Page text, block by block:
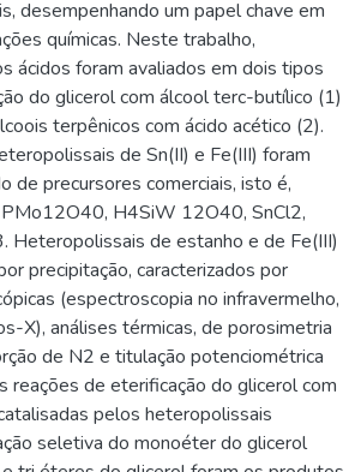
desempenhando um papel chave em
químicas. Neste trabalho,
ácidos foram avaliados em dois tipos
do glicerol com álcool terc-butílico (1)
terpênicos com ácido acético (2).
de Sn(II) e Fe(III) foram
de precursores comerciais, isto é,
H4SiW 12O40, SnCl2,
Heteropolissais de estanho e de Fe(III)
precipitação, caracterizados por
(espectroscopia no infravermelho,
X), análises térmicas, de porosimetria
de N2 e titulação potenciométrica
reações de eterificação do glicerol com
pelos heteropolissais
seletiva do monoéter do glicerol